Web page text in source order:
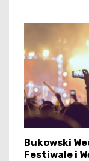
Bukowski
Festiwale i